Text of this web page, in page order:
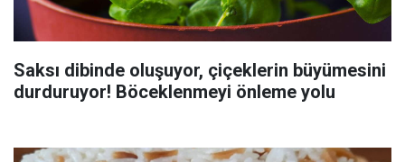
Saksı dibinde oluşuyor, çiçeklerin büyümesini
durduruyor! Böceklenmeyi önleme yolu